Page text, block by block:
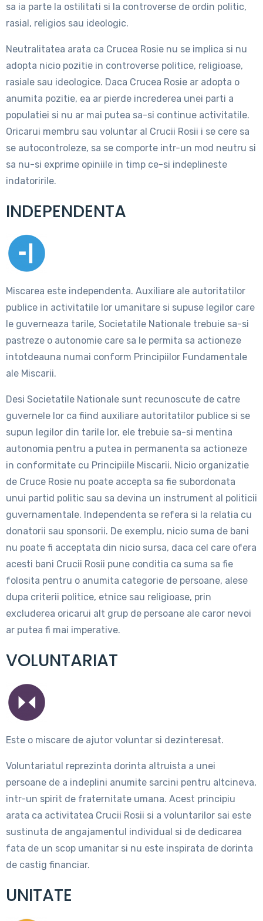
sa ia parte la ostilitati si la controverse de ordin politic,
rasial, religios sau ideologic.
Neutralitatea arata ca Crucea Rosie nu se implica si nu
adopta nicio pozitie in controverse politice, religioase,
rasiale sau ideologice. Daca Crucea Rosie ar adopta o
anumita pozitie, ea ar pierde increderea unei parti a
populatiei si nu ar mai putea sa-si continue activitatile.
Oricarui membru sau voluntar al Crucii Rosii i se cere sa
se autocontroleze, sa se comporte intr-un mod neutru si
sa nu-si exprime opiniile in timp ce-si indeplineste
indatoririle.
INDEPENDENTA
Miscarea este independenta. Auxiliare ale autoritatilor
publice in activitatile lor umanitare si supuse legilor care
le guverneaza tarile, Societatile Nationale trebuie sa-si
pastreze o autonomie care sa le permita sa actioneze
intotdeauna numai conform Principiilor Fundamentale
ale Miscarii.
Desi Societatile Nationale sunt recunoscute de catre
guvernele lor ca fiind auxiliare autoritatilor publice si se
supun legilor din tarile lor, ele trebuie sa-si mentina
autonomia pentru a putea in permanenta sa actioneze
in conformitate cu Principiile Miscarii. Nicio organizatie
de Cruce Rosie nu poate accepta sa fie subordonata
unui partid politic sau sa devina un instrument al politicii
guvernamentale. Independenta se refera si la relatia cu
donatorii sau sponsorii. De exemplu, nicio suma de bani
nu poate fi acceptata din nicio sursa, daca cel care ofera
acesti bani Crucii Rosii pune conditia ca suma sa fie
folosita pentru o anumita categorie de persoane, alese
dupa criterii politice, etnice sau religioase, prin
excluderea oricarui alt grup de persoane ale caror nevoi
ar putea fi mai imperative.
VOLUNTARIAT
Este o miscare de ajutor voluntar si dezinteresat.
Voluntariatul reprezinta dorinta altruista a unei
persoane de a indeplini anumite sarcini pentru altcineva,
intr-un spirit de fraternitate umana. Acest principiu
arata ca activitatea Crucii Rosii si a voluntarilor sai este
sustinuta de angajamentul individual si de dedicarea
fata de un scop umanitar si nu este inspirata de dorinta
de castig financiar.
UNITATE